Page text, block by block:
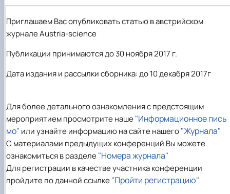
Приглашаем Вас опубликовать статью в австрийском
журнале Austria-science
Публикации принимаются до 30 ноября 2017 г.
Дата издания и рассылки сборника: до 10 декабря 2017г
Для более детального ознакомления с предстоящим
мероприятием просмотрите наше"Информационное пись
мо" или узнайте информацию на сайте нашего"Журнала"
С материалами предыдущих конференций Вы можете
ознакомиться в разделе"Номера журнала"
Для регистрации в качестве участника конференции
пройдите по данной ссылке"Пройти регистрацию"